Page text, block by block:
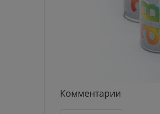
Комментарии